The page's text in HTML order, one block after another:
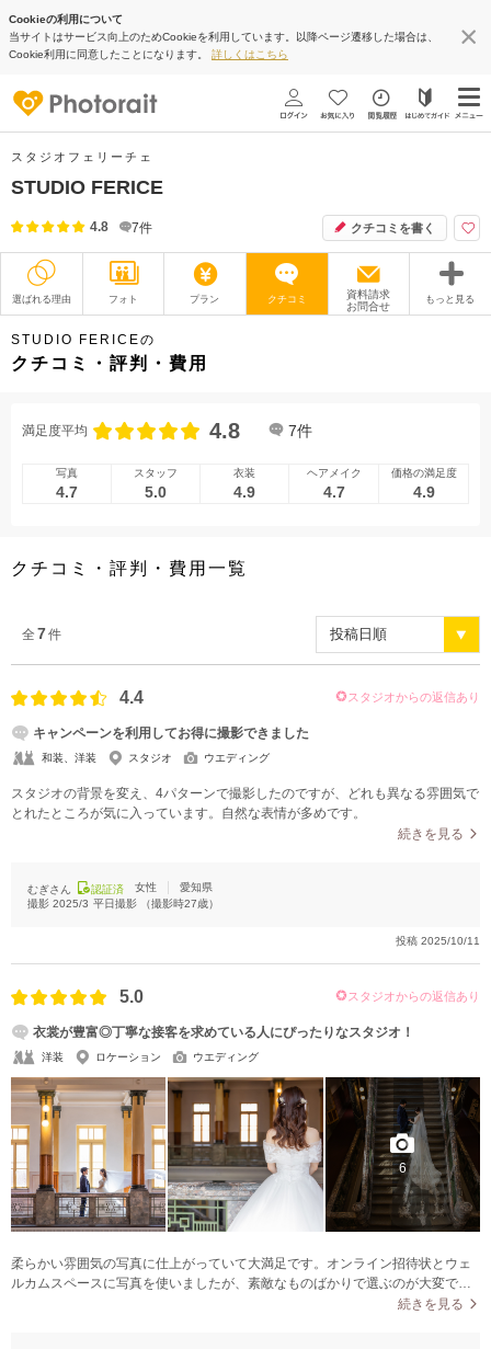
Cookieの利用について
当サイトはサービス向上のためCookieを利用しています。以降ページ遷移した場合は、
Cookie利用に同意したことになります。 詳しくはこちら
スタジオフェリーチェ
STUDIO FERICE
4.8 7件 クチコミを書く
選ばれる理由 フォト プラン クチコミ
資料請求
お問合せ
もっと見る
撮影レポート
オプション ブログ
アクセス/TEL スタジオトップ
スタジオでの撮影 ソロウエディング
人気スポットでの撮影
STUDIO FERICEの
クチコミ・評判・費用
満足度平均 4.8 7件
写真
4.7
スタッフ
5.0
衣装
4.9
ヘアメイク
4.7
価格の満足度
4.9
クチコミ・評判・費用一覧
全 7件
4.4 スタジオからの返信あり
キャンペーンを利用してお得に撮影できました
和装、洋装 スタジオ ウエディング
スタジオの背景を変え、4パターンで撮影したのですが、どれも異なる雰囲気で
とれたところが気に入っています。自然な表情が多めです。
続きを見る
むぎさん 認証済 女性
愛知県
撮影 2025/3 平日撮影 （撮影時27歳）
投稿 2025/10/11
5.0 スタジオからの返信あり
衣裳が豊富◎丁寧な接客を求めている人にぴったりなスタジオ！
洋装 ロケーション ウエディング
6
柔らかい雰囲気の写真に仕上がっていて大満足です。オンライン招待状とウェ
ルカムスペースに写真を使いましたが、素敵なものばかりで選ぶのが大変でし
た！2人で話している時のふとした瞬間も撮っていて下さり、自然体の写真がお
続きを見る